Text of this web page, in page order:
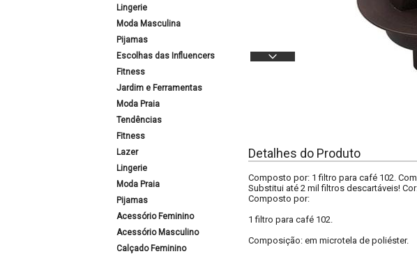
Lingerie
Moda Masculina
Pijamas
Escolhas das Influencers
Fitness
Jardim e Ferramentas
Moda Praia
Tendências
Fitness
Lazer
Lingerie
Moda Praia
Pijamas
Acessório Feminino
Acessório Masculino
Calçado Feminino
Detalhes do Produto
Composto por: 1 filtro para café 102.
Substitui até 2 mil filtros descartáveis!
Composto por:
1 filtro para café 102.
Composição: em microtela de poliéster.